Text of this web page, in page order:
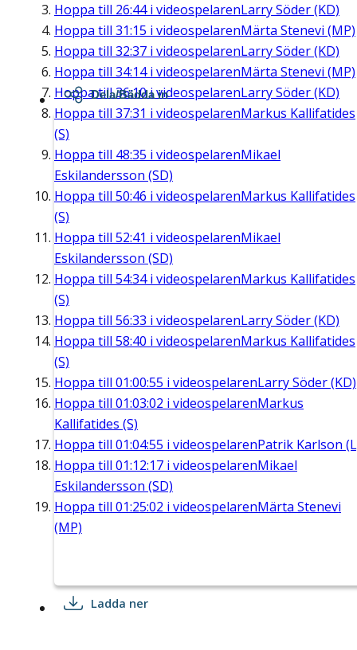
Hoppa till 26:44i videospelarenLarry Söder (KD)
Hoppa till 31:15 i videospelarenMärta Stenevi (MP)
Hoppa till 32:37 i videospelarenLarry Söder (KD)
Hoppa till 34:14i videospelarenMärta Stenevi (MP)
Hoppa till36:10i videospelarenLarry Söder (KD)
Hoppa till 37:31 i videospelarenMarkus Kallifatides
(S)
Hoppa till 48:35 i videospelarenMikael
Eskilandersson (SD)
Hoppa till 50:46 i videospelarenMarkus Kallifatides
(S)
Hoppa till 52:41 i videospelarenMikael
Eskilandersson (SD)
Hoppa till 54:34i videospelarenMarkus Kallifatides
(S)
Hoppa till 56:33 i videospelarenLarry Söder (KD)
Hoppa till 58:40 i videospelarenMarkus Kallifatides
(S)
Hoppa till 01:00:55 i videospelarenLarry Söder (KD)
Hoppa till 01:03:02 i videospelarenMarkus
Kallifatides (S)
Hoppa till 01:04:55 i videospelarenPatrik Karlson
Hoppa till 01:12:17 i videospelarenMikael
Eskilandersson (SD)
Hoppa till 01:25:02 i videospelarenMärta Stenevi
(MP)
Dela/Bädda in
Ladda ner